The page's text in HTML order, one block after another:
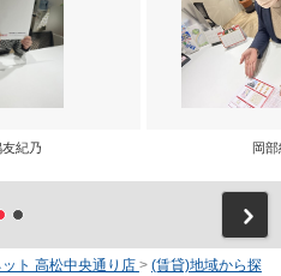
紀乃 岡
ト 高松中央通り店 > (賃貸)地域から探